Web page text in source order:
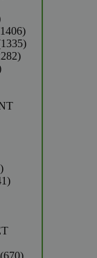
14061406
producten
13351335
2282
91
producten
441
670670